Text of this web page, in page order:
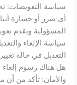
سياسة التعويضات:
أي ضرر أو خسارة
المسؤولية ويقدم
سياسة الإلغاء
التعديل في حالة
هل هناك رسوم
والأمان: تأكد من أن